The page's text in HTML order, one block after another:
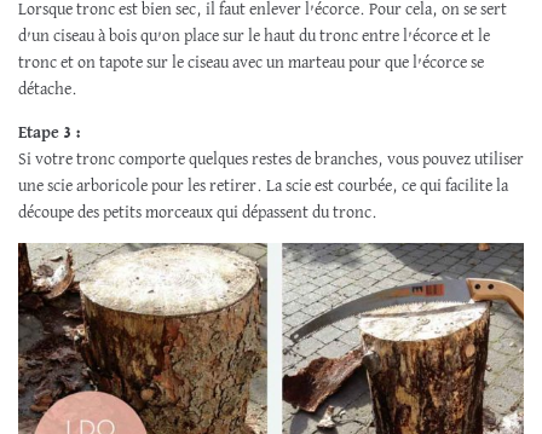
Lorsque tronc est bien sec, il faut enlever l’écorce. Pour cela, on se sert
d’un ciseau à bois qu’on place sur le haut du tronc entre l’écorce et le
tronc et on tapote sur le ciseau avec un marteau pour que l’écorce se
détache.
Etape 3 :
Si votre tronc comporte quelques restes de branches, vous pouvez utiliser
une scie arboricole pour les retirer. La scie est courbée, ce qui facilite la
découpe des petits morceaux qui dépassent du tronc.